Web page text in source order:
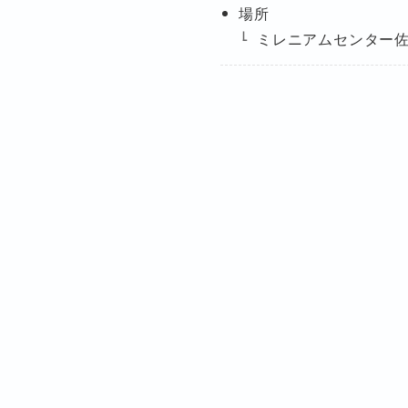
場所
ミレニアムセンター